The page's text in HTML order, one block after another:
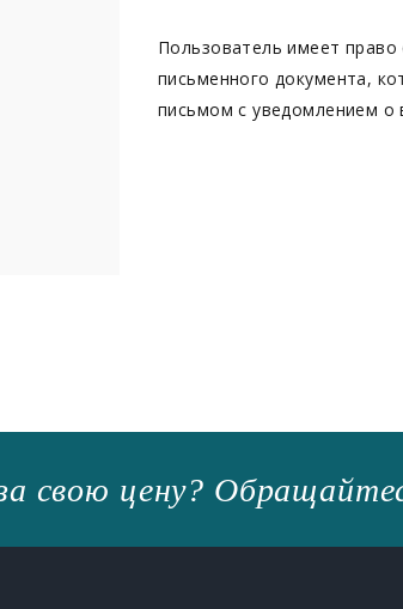
Пользователь имеет
письменного документа,
письмом с уведомлением о
свою цену?